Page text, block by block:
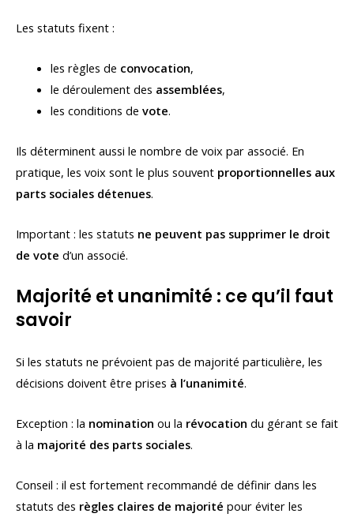
Les statuts fixent :
les règles de convocation,
le déroulement des assemblées,
les conditions de vote.
Ils déterminent aussi le nombre de voix par associé. En
pratique, les voix sont le plus souvent proportionnelles aux
parts sociales détenues.
Important : les statuts ne peuvent pas supprimer le droit
de vote d’un associé.
Majorité et unanimité : ce qu’il faut
savoir
Si les statuts ne prévoient pas de majorité particulière, les
décisions doivent être prises à l’unanimité.
Exception : la nomination ou la révocation du gérant se fait
à la majorité des parts sociales.
Conseil : il est fortement recommandé de définir dans les
statuts des règles claires de majorité pour éviter les